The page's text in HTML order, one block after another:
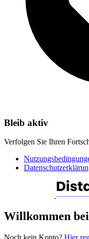
Bleib aktiv
Verfolgen Sie Ihren
Willkommen